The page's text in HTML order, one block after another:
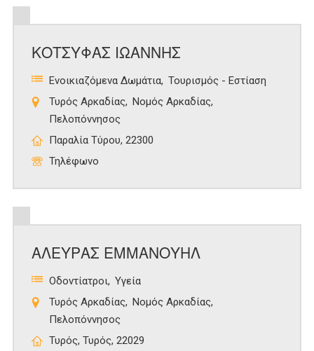
ΚΟΤΣΥΦΑΣ ΙΩΑΝΝΗΣ
Ενοικιαζόμενα Δωμάτια Τουρισμός - Εστίαση
Τυρός Αρκαδίας
Νομός Αρκαδίας
Πελοπόννησος
Παραλία Τύρου, 22300
Τηλέφωνο
ΑΛΕΥΡΑΣ ΕΜΜΑΝΟΥΗΛ
Οδοντίατροι Υγεία
Τυρός Αρκαδίας
Νομός Αρκαδίας
Πελοπόννησος
Τυρός, Τυρός, 22029